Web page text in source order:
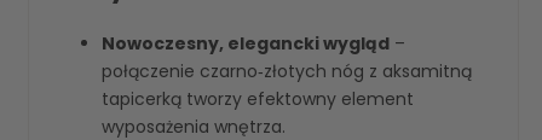
Nowoczesny, elegancki wygląd –
połączenie czarno‑złotych nóg z aksamitną
tapicerką tworzy efektowny element
wyposażenia wnętrza.